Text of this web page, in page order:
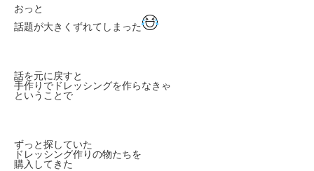
おっと
話題が大きくずれてしまった
話を元に戻すと
手作りでドレッシングを作らなきゃ
ということで
ずっと探していた
ドレッシング作りの物たちを
購入してきた